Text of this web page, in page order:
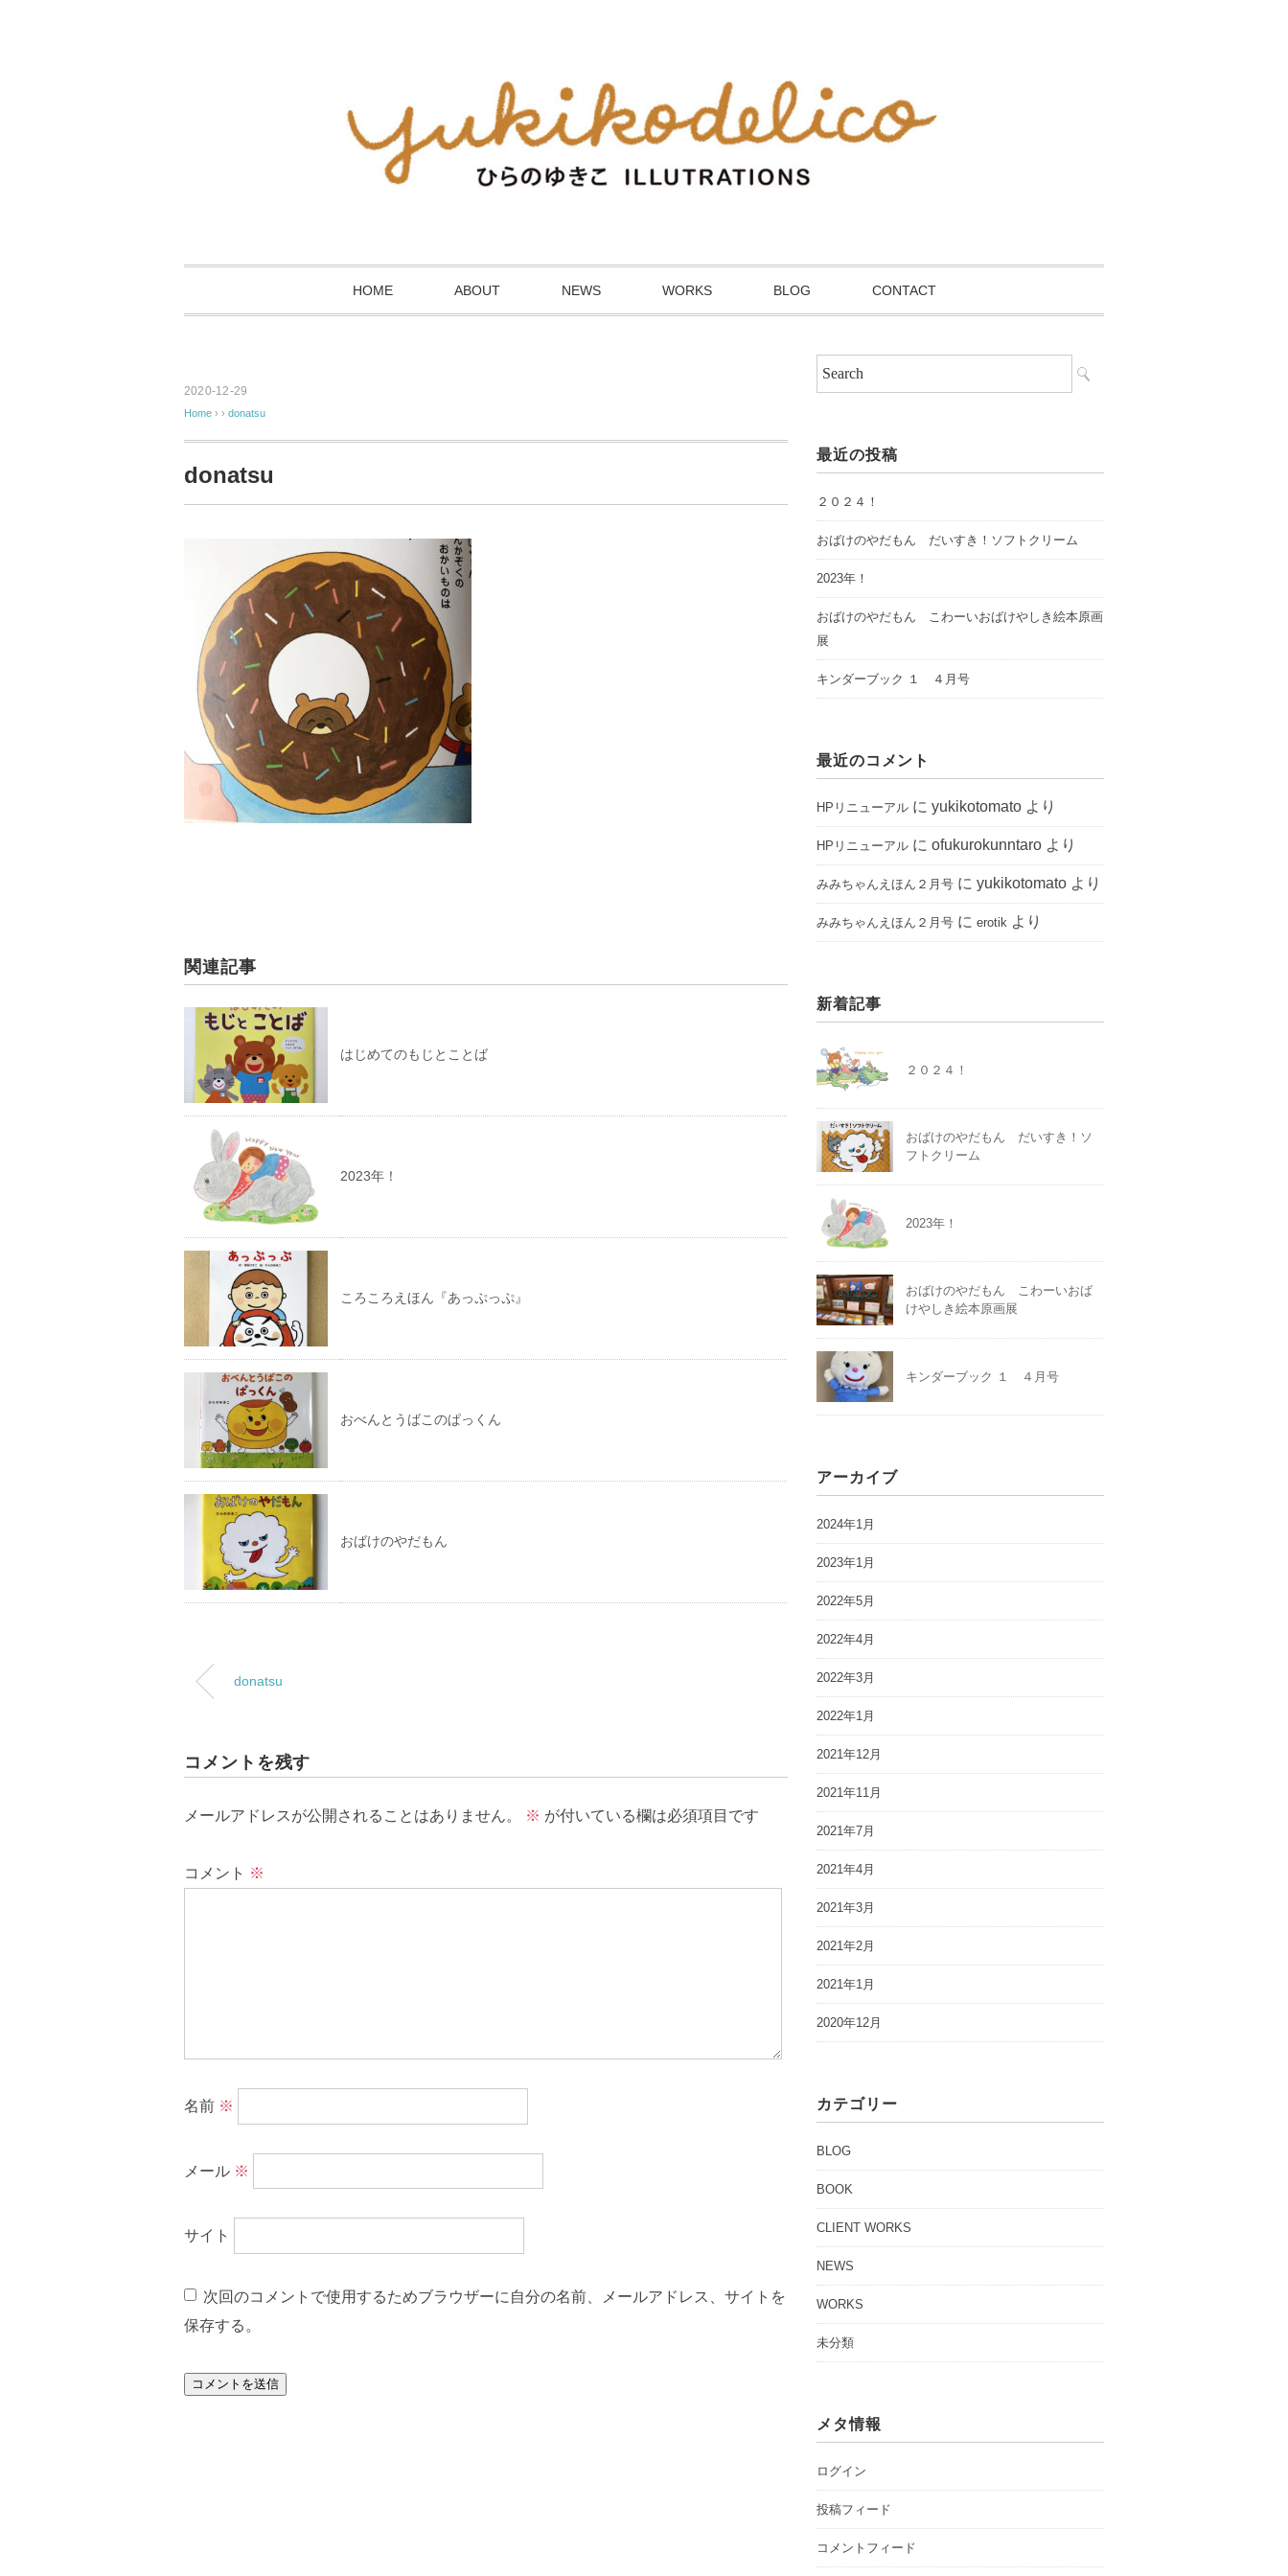
HOME ABOUT NEWS WORKS BLOG CONTACT
2020-12-29
Home › › donatsu
donatsu
関連記事
はじめてのもじとことば
2023年！
ころころえほん『あっぷっぷ』
おべんとうばこのぱっくん
おばけのやだもん
donatsu
コメントを残す
メールアドレスが公開されることはありません。 ※ が付いている欄は必須項目です
コメント ※
名前 ※
メール ※
サイト
次回のコメントで使用するためブラウザーに自分の名前、メールアドレス、サイトを
保存する。
最近の投稿
２０２４！
おばけのやだもん だいすき！ソフトクリーム
2023年！
おばけのやだもん こわーいおばけやしき絵本原画
展
キンダーブック １ ４月号
最近のコメント
HPリニューアル にyukikotomato より
HPリニューアル にofukurokunntaro より
みみちゃんえほん２月号 にyukikotomato より
みみちゃんえほん２月号 にerotik より
新着記事
２０２４！
おばけのやだもん だいすき！ソ
フトクリーム
2023年！
おばけのやだもん こわーいおば
けやしき絵本原画展
キンダーブック １ ４月号
アーカイブ
2024年1月
2023年1月
2022年5月
2022年4月
2022年3月
2022年1月
2021年12月
2021年11月
2021年7月
2021年4月
2021年3月
2021年2月
2021年1月
2020年12月
カテゴリー
BLOG
BOOK
CLIENT WORKS
NEWS
WORKS
未分類
メタ情報
ログイン
投稿フィード
コメントフィード